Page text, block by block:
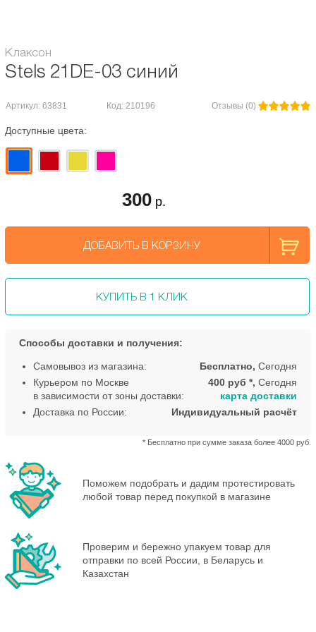
Клаксон
Stels 21DE-03 синий
Артикул: 63831 Код: 210196 Отзывы (0)
Доступные цвета:
300 р.
ДОБАВИТЬ В КОРЗИНУ
КУПИТЬ В 1 КЛИК
Способы доставки и получения:
Самовывоз из магазина: Бесплатно, Сегодня
Курьером по Москве
в зависимости от зоны доставки:
400 руб *, Сегодня
* Бесплатно при сумме заказа более 4000 руб.
карта доставки
Доставка по России:
Индивидуальный расчёт
Поможем подобрать и дадим протестировать
любой товар перед покупкой в магазине
Проверим и бережно упакуем товар для
отправки по всей России, в Беларусь и
Казахстан